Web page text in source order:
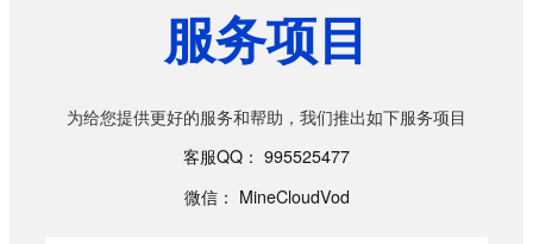
服务项目
为给您提供更好的服务和帮助，我们推出如下服务项目
客服QQ： 995525477
微信： MineCloudVod